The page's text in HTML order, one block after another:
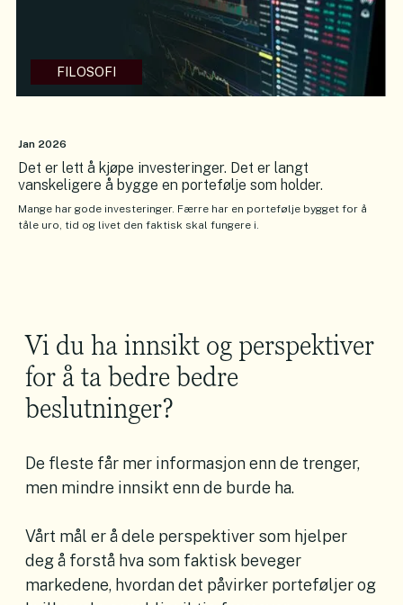
FILOSOFI
Jan 2026
Det er lett å kjøpe investeringer. Det er langt
vanskeligere å bygge en portefølje som holder.
Mange har gode investeringer. Færre har en portefølje bygget for å
tåle uro, tid og livet den faktisk skal fungere i.
Vi du ha innsikt og perspektiver
for å ta bedre bedre
beslutninger?
De fleste får mer informasjon enn de trenger,
men mindre innsikt enn de burde ha.
Vårt mål er å dele perspektiver som hjelper
deg å forstå hva som faktisk beveger
markedene, hvordan det påvirker porteføljer og